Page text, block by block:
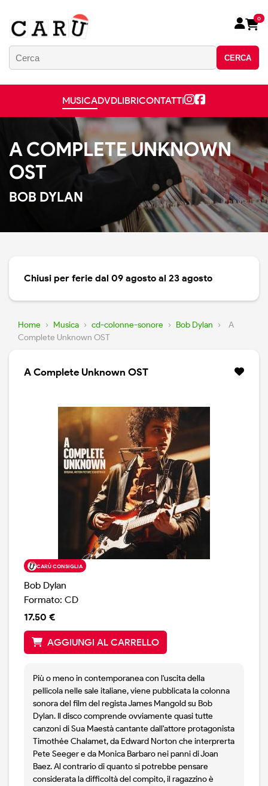
CERCA
0
MUSICADVDLIBRICONTATTI
A COMPLETE UNKNOWN
OST
BOB DYLAN
Chiusi per ferie dal 09 agosto al 23 agosto
Home › Musica › cd-colonne-sonore › Bob Dylan ›
A
Complete Unknown OST
A Complete Unknown OST
CARÙ CONSIGLIA
Bob Dylan
Formato: CD
17.50 €
AGGIUNGI AL CARRELLO
Più o meno in contemporanea con l'uscita della
pellicola nelle sale italiane, viene pubblicata la colonna
sonora del film del regista James Mangold su Bob
Dylan. Il disco comprende ovviamente quasi tutte
canzoni di Sua Maestà cantante dall'attore protagonista
Timothée Chalamet, da Edward Norton che interprerta
Pete Seeger e da Monica Barbaro nei panni di Joan
Baez. Al contrario di quanto si potrebbe pensare
considerata la difficoltà del compito, il ragazzino è